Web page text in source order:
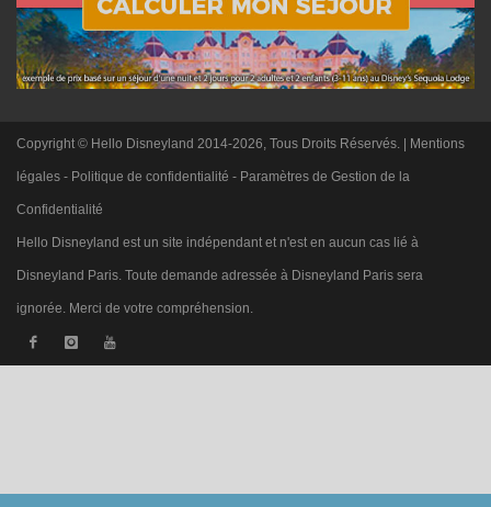
Copyright © Hello Disneyland 2014-2026, Tous Droits Réservés. | Mentions
légales - Politique de confidentialité - Paramètres de Gestion de la
Confidentialité
Hello Disneyland est un site indépendant et n'est en aucun cas lié à
Disneyland Paris. Toute demande adressée à Disneyland Paris sera
ignorée. Merci de votre compréhension.